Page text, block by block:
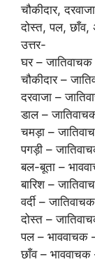
चौकीदार,
दोस्त, पल, छाँव,
उत्तर-
घर –
चौकीदार –
दरवाजा –
डाल –
चमड़ा –
पगड़ी –
बल-बूता –
बारिश –
वर्दी –
दोस्त –
पल – भाववाचक
छाँव – भाववाचक